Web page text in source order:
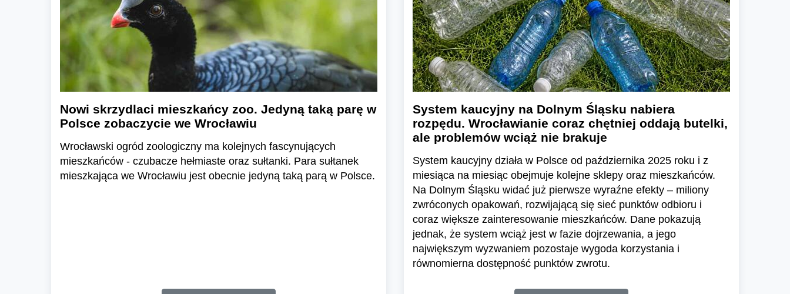
Nowi skrzydlaci mieszkańcy zoo. Jedyną taką parę w
Polsce zobaczycie we Wrocławiu
Wrocławski ogród zoologiczny ma kolejnych fascynujących
mieszkańców - czubacze hełmiaste oraz sułtanki. Para sułtanek
mieszkająca we Wrocławiu jest obecnie jedyną taką parą w Polsce.
System kaucyjny na Dolnym Śląsku nabiera
rozpędu. Wrocławianie coraz chętniej oddają butelki,
ale problemów wciąż nie brakuje
System kaucyjny działa w Polsce od października 2025 roku i z
miesiąca na miesiąc obejmuje kolejne sklepy oraz mieszkańców.
Na Dolnym Śląsku widać już pierwsze wyraźne efekty – miliony
zwróconych opakowań, rozwijającą się sieć punktów odbioru i
coraz większe zainteresowanie mieszkańców. Dane pokazują
jednak, że system wciąż jest w fazie dojrzewania, a jego
największym wyzwaniem pozostaje wygoda korzystania i
równomierna dostępność punktów zwrotu.